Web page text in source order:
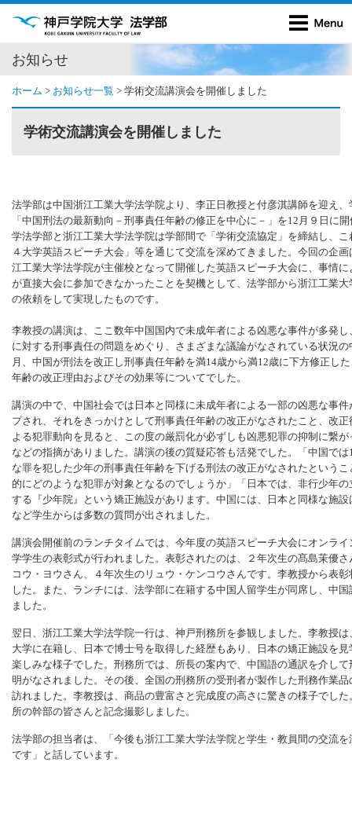
お知らせ
ホーム > お知らせ一覧 > 学術交流講演会を開催しました
学術交流講演会を開催しました
法学部は中国浙江工業大学法学院より、李正日教授と付彦淇講師を迎え
「中国刑法の最新動向－刑事責任年齢の修正を中心に－」を12月９日に
学法学部と浙江工業大学法学院は学部間で「学術交流協定」を締結し、
４大学英語スピーチ大会」等を通じて交流を深めてきました。今回の企
江工業大学法学院が主催校となって開催した英語スピーチ大会に、事情
が直接大会に参加できなかったことを契機として、法学部から浙江工業
の依頼をして実現したものです。
李教授の講演は、ここ数年中国国内で未成年者による凶悪な事件が多発
に対する刑事責任の問題をめぐり、さまざまな議論がなされている状況の
月、中国が刑法を改正し刑事責任年齢を満14歳から満12歳に下方修正し
年齢の改正理由およびその効果等についてでした。
講演の中で、中国社会では日本と同様に未成年者による一部の凶悪な事
プされ、それをきっかけとして刑事責任年齢の改正がなされたこと、改
よる犯罪動向を見ると、この度の厳罰化が必ずしも凶悪犯罪の抑制に繋
などの指摘がありました。講演の後の質疑応答も活発でした。「中国では
な罪を犯した少年の刑事責任年齢を下げる刑法の改正がなされたという
的にどのような犯罪が対象となるのでしょうか」「日本では、非行少年
する『少年院』という矯正施設があります。中国には、日本と同様な施
など学生からは多数の質問が出されました。
講演会開催前のランチタイムでは、今年度の英語スピーチ大会にオンラ
学学生の表彰式が行われました。表彰されたのは、２年次生の髙島茉優
コウ・ヨウさん、４年次生のリュウ・ケンコウさんです。李教授から表
した。また、ランチには、法学部に在籍する中国人留学生が同席し、中
ました。
翌日、浙江工業大学法学院一行は、神戸刑務所を参観しました。李教授
大学に在籍し、日本で博士号を取得した経歴もあり、日本の矯正施設を
楽しみな様子でした。刑務所では、所長の案内で、中国語の通訳を介し
明がなされました。その後、全国の刑務所の受刑者が製作した刑務作業
訪れました。李教授は、商品の豊富さと完成度の高さに驚きの様子でし
所の幹部の皆さんと記念撮影しました。
法学部の担当者は、「今後も浙江工業大学法学院と学生・教員間の交流
です」と話しています。